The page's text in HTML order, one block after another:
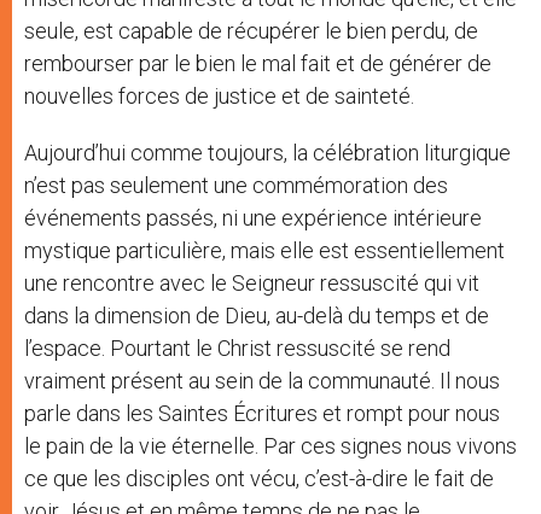
seule, est capable de récupérer le bien perdu, de
rembourser par le bien le mal fait et de générer de
nouvelles forces de justice et de sainteté.
Aujourd’hui comme toujours, la célébration liturgique
n’est pas seulement une commémoration des
événements passés, ni une expérience intérieure
mystique particulière, mais elle est essentiellement
une rencontre avec le Seigneur ressuscité qui vit
dans la dimension de Dieu, au-delà du temps et de
l’espace. Pourtant le Christ ressuscité se rend
vraiment présent au sein de la communauté. Il nous
parle dans les Saintes Écritures et rompt pour nous
le pain de la vie éternelle. Par ces signes nous vivons
ce que les disciples ont vécu, c’est-à-dire le fait de